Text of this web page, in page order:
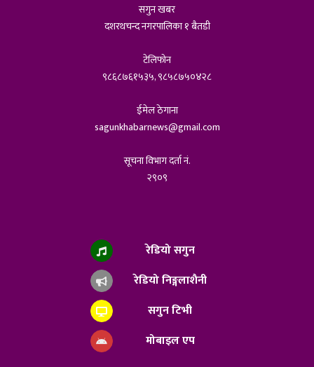
सगुन खबर
दशरथचन्द नगरपालिका १ बैतडी
टेलिफोन
९८६८७६१५३५, ९८५८७५०४२८
ईमेल ठेगाना
sagunkhabarnews@gmail.com
सूचना विभाग दर्ता नं.
२९०९
रेडियो सगुन
रेडियो निङ्गलाशैनी
सगुन टिभी
मोबाइल एप